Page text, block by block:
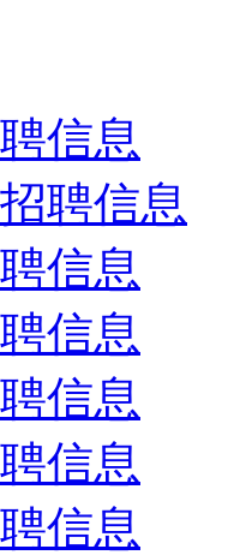
信息
聘信息
信息
信息
信息
信息
信息